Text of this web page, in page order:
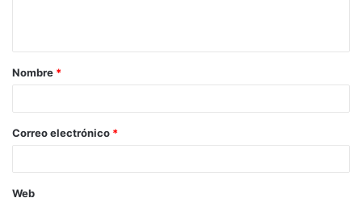
Nombre *
Correo electrónico *
Web